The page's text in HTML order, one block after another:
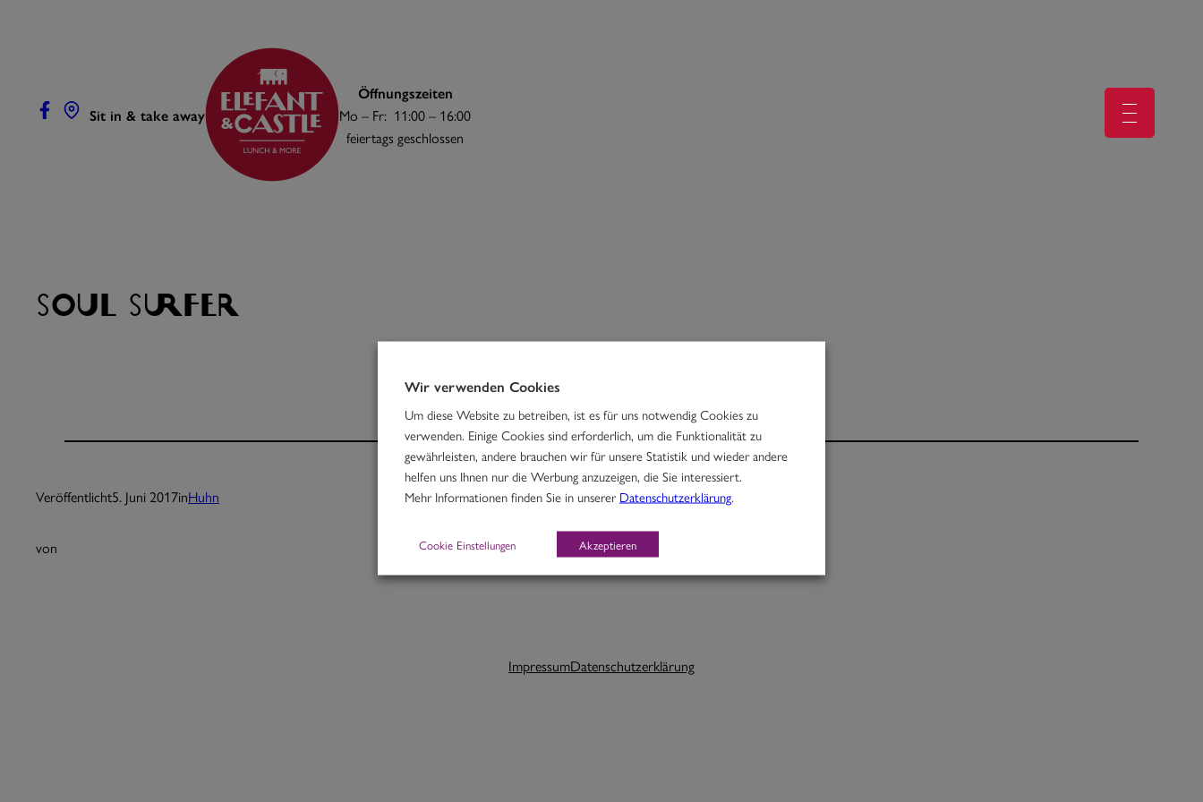
Sit in & take away
Öffnungszeiten
Mo – Fr: 11:00 – 16:00
feiertags geschlossen
Soul Surfer
Veröffentlicht5. Juni 2017inHuhn
von
Schlagwörter:
ImpressumDatenschutzerklärung
Wir verwenden Cookies
Um diese Website zu betreiben, ist es für uns notwendig Cookies zu
verwenden. Einige Cookies sind erforderlich, um die Funktionalität zu
gewährleisten, andere brauchen wir für unsere Statistik und wieder andere
helfen uns Ihnen nur die Werbung anzuzeigen, die Sie interessiert.
Mehr Informationen finden Sie in unsererDatenschutzerklärung.
Cookie Einstellungen Akzeptieren